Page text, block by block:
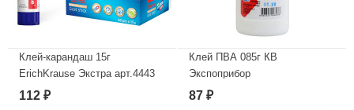
Клей-карандаш 15г
ErichKrause Экстра арт.4443
(Ст.20/480)
112 ₽
Клей ПВА 085г КВ
Экспоприбор
В наличии
87 ₽